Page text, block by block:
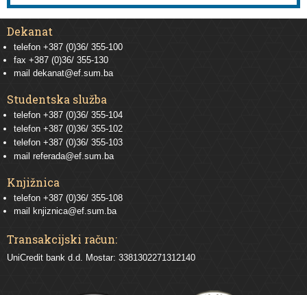
Dekanat
telefon +387 (0)36/ 355-100
fax +387 (0)36/ 355-130
mail dekanat@ef.sum.ba
Studentska služba
telefon +387 (0)36/ 355-104
telefon +387 (0)36/ 355-102
telefon +387 (0)36/ 355-103
mail referada@ef.sum.ba
Knjižnica
telefon +387 (0)36/ 355-108
mail
knjiznica@ef.sum.ba
Transakcijski račun:
UniCredit bank d.d. Mostar: 3381302271312140